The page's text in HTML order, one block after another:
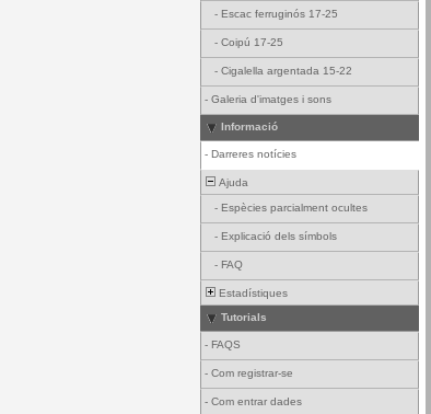
- Escac ferruginós 17-25
- Coipú 17-25
- Cigalella argentada 15-22
- Galeria d'imatges i sons
Informació
- Darreres notícies
Ajuda
- Espècies parcialment ocultes
- Explicació dels símbols
- FAQ
Estadístiques
Tutorials
- FAQS
- Com registrar-se
- Com entrar dades